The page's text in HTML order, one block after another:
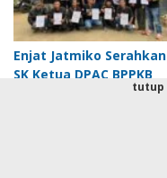
Enjat Jatmiko Serahkan
SK Ketua DPAC BPPKB
HDS Se-Kabupatentutup